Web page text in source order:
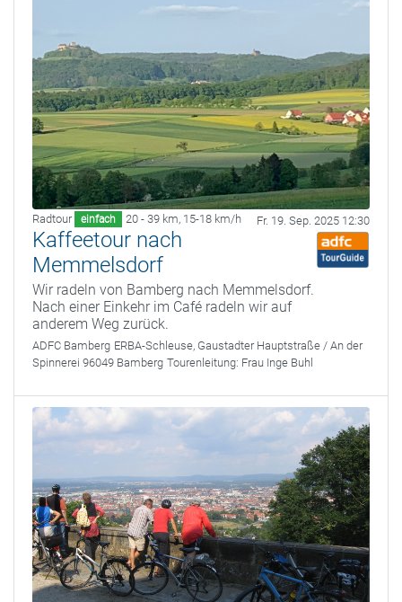
Radtour einfach 20 - 39 km, 15-18 km/h Fr. 19. Sep. 2025 12:30
Kaffeetour nach
Memmelsdorf
Wir radeln von Bamberg nach Memmelsdorf.
Nach einer Einkehr im Café radeln wir auf
anderem Weg zurück.
ADFC Bamberg ERBA-Schleuse, Gaustadter Hauptstraße / An der
Spinnerei 96049 Bamberg Tourenleitung: Frau Inge Buhl